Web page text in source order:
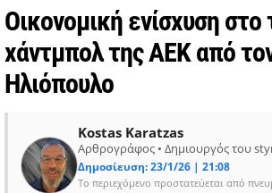
Οικονομική ενίσχυση
χάντμπολ της ΑΕΚ από
Ηλιόπουλο
Kostas Karatzas
Αρθρογράφος • Δημιουργός του
Δημοσίευση: 23/1/26 | 21:08
Το περιεχόμενο προστατεύεται από